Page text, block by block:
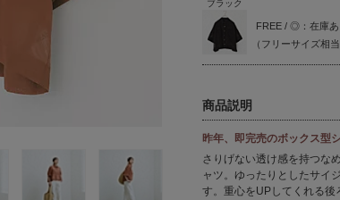
ブラック
FREE / ◎：在庫あ
（フリーサイズ相当
商品説明
昨年、即完売のボックス型
さりげない透け感を持つな
ャツ。ゆったりとしたサイ
す。重心をUPしてくれる後